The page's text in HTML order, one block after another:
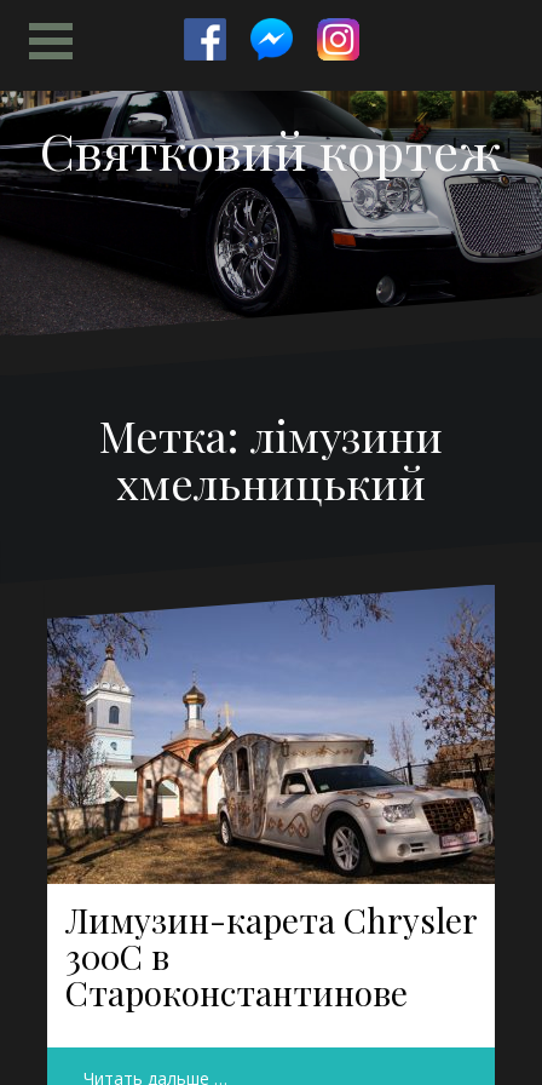
содержимому
Святковий кортеж
Метка: лімузини
хмельницький
Лимузин-карета Chrysler
300C в
Староконстантинове
Читать дальше …